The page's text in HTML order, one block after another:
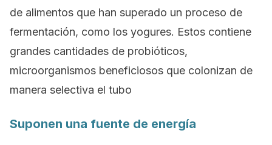
de alimentos que han superado un proceso de
fermentación, como los yogures. Estos contiene
grandes cantidades de probióticos,
microorganismos beneficiosos que colonizan de
manera selectiva el tubo
Suponen una fuente de energía